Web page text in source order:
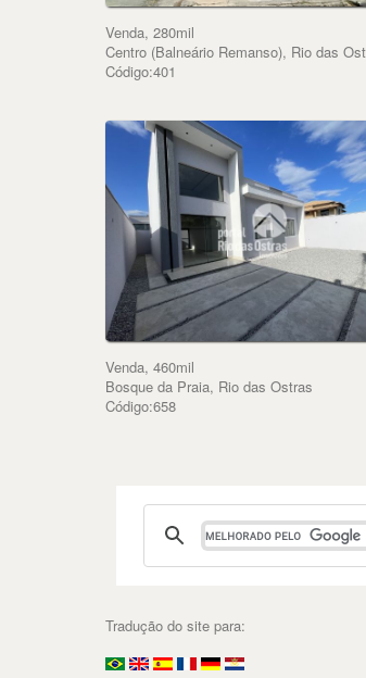
Venda, 280mil
Centro (Balneário Remanso), Rio das
Código:401
Venda, 460mil
Bosque da Praia, Rio das Ostras
Código:658
Tradução do site para: